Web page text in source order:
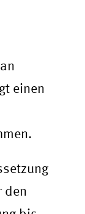
einen
den